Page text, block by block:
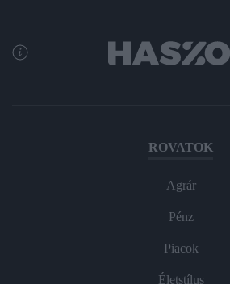
ROVATOK
Agrár
Pénz
Piacok
Életstílus